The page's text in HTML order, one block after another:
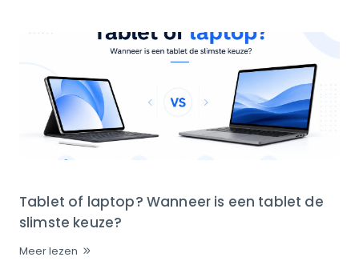
Tablet of laptop? Wanneer is een tablet de
slimste keuze?
Meer lezen